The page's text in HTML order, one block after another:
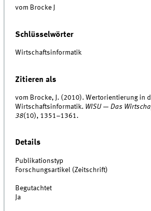
vom Brocke J
Schlüsselwörter
Wirtschaftsinformatik
Zitieren als
vom Brocke, J. (2010). Wertorientierung in
Wirtschaftsinformatik. WISU — Das
38(10), 1351–1361.
Details
Publikationstyp
Forschungsartikel (Zeitschrift)
Begutachtet
Ja